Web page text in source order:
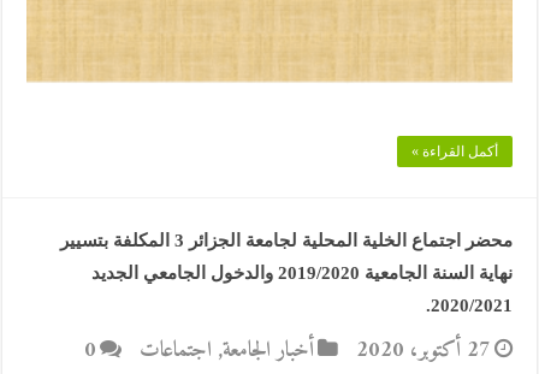
أكمل القراءة »
محضر اجتماع الخلية المحلية لجامعة الجزائر 3 المكلفة بتسيير
نهاية السنة الجامعية 2019/2020 والدخول الجامعي الجديد
2020/2021.
27 أكتوبر، 2020 أخبار الجامعة, اجتماعات
0